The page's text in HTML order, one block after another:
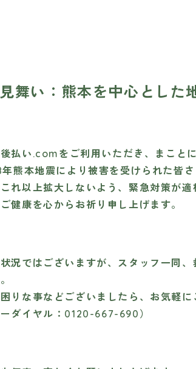
見舞い：熊本を中心とした
払い.comをご利用いただき、まこと
熊本地震により被害を受けられた皆
れ以上拡大しないよう、緊急対策が
健康を心からお祈り申し上げます。
況ではございますが、スタッフ一同
りな事などございましたら、お気軽に
ーダイヤル：0120-667-690）